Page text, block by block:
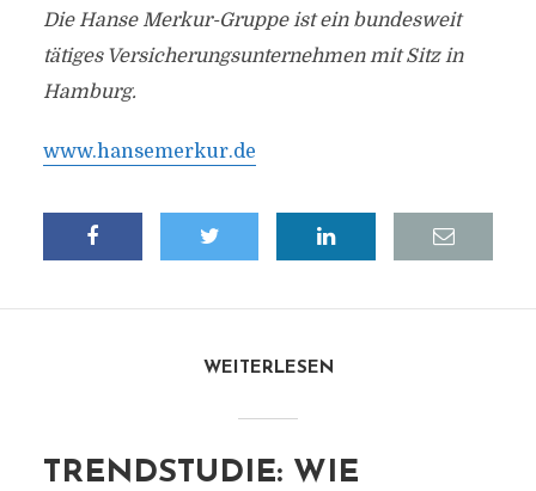
Die Hanse Merkur-Gruppe ist ein bundesweit
tätiges Versicherungsunternehmen mit Sitz in
Hamburg.
www.hansemerkur.de
WEITERLESEN
TRENDSTUDIE: WIE